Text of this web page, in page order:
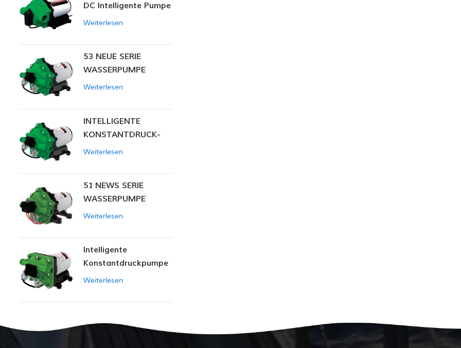
DC Intelligente Pumpe
Weiterlesen
53 NEUE SERIE
WASSERPUMPE
Weiterlesen
INTELLIGENTE
KONSTANTDRUCK-
MEMBRANPUMPE
Weiterlesen
51 NEWS SERIE
WASSERPUMPE
Weiterlesen
Intelligente
Konstantdruckpumpe
der Serie ZN-42
Weiterlesen